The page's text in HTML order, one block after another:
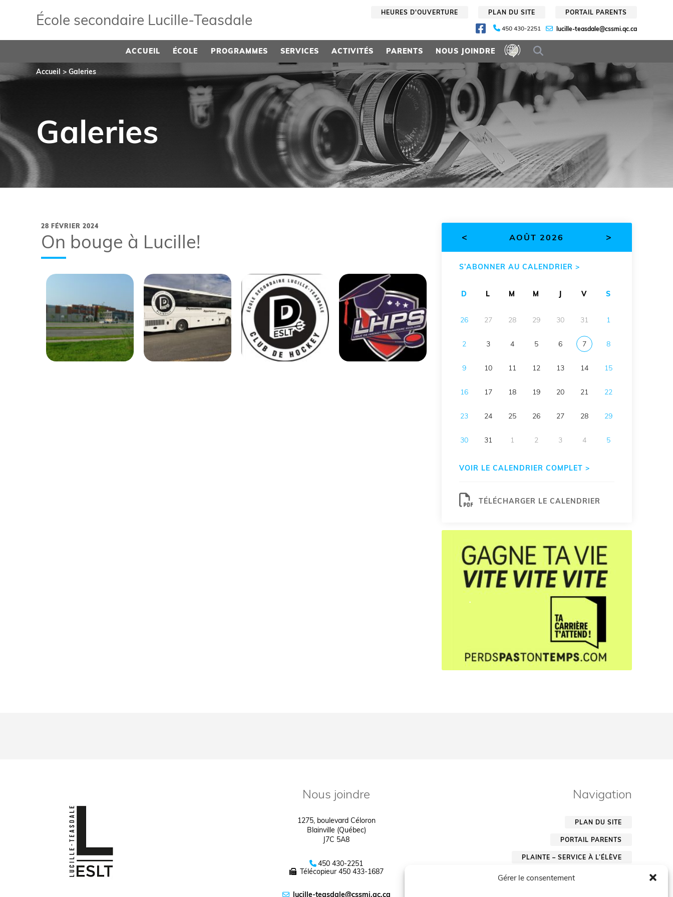
Gérer le consentement
École secondaire Lucille‑Teasdale PLAN DU SITE PORTAIL PARENTS
HEURES D'OUVERTURE
450 430-2251 lucille-teasdale@cssmi.qc.ca
ACCUEIL ÉCOLE PROGRAMMES SERVICES ACTIVITÉS PARENTS NOUS JOINDRE
Accueil > Galeries
Galeries
28 FÉVRIER 2024
On bouge à Lucille! < AOÛT 2026 >
S’ABONNER AU CALENDRIER >
D L M M J V S
26 27 28 29 30 31 1
2 3 4 5 6 7 8
9 10 11 12 13 14 15
16 17 18 19 20 21 22
23 24 25 26 27 28 29
30 31 1 2 3 4 5
VOIR LE CALENDRIER COMPLET >
TÉLÉCHARGER LE CALENDRIER
.
Nous joindre
1275, boulevard Céloron
Blainville (Québec)
J7C 5A8
450 430-2251
Télécopieur 450 433-1687
lucille-teasdale@cssmi.qc.ca
Navigation
PLAN DU SITE
PORTAIL PARENTS
PLAINTE – SERVICE À L’ÉLÈVE
POLITIQUE DE CONFIDENTIALITÉ